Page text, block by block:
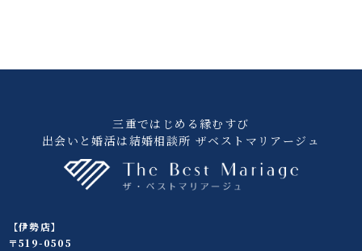
三重ではじめる縁むすび
出会いと婚活は結婚相談所 ザベストマリアージュ
【伊勢店】
〒519-0505